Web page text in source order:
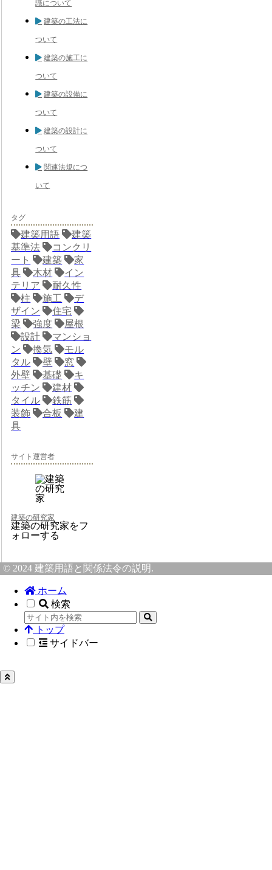
識について
建築の工法に
ついて
建築の施工に
ついて
建築の設備に
ついて
建築の設計に
ついて
関連法規につ
いて
タグ
建築用語
建築
基準法
コンクリ
ート
建築
家
具
木材
イン
テリア
耐久性
柱
施工
デ
ザイン
住宅
梁
強度
屋根
設計
マンショ
ン
換気
モル
タル
壁
窓
外壁
基礎
キ
ッチン
建材
タイル
鉄筋
装飾
合板
建
具
サイト運営者
建築の研究家
建築の研究家をフ
ォローする
© 2024 建築用語と関係法令の説明.
ホーム
検索
トップ
サイドバー